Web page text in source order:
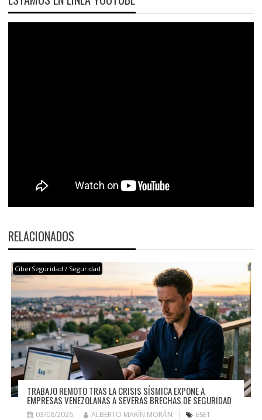
RELACIONADOS
CiberSeguridad / Seguridad
TRABAJO REMOTO TRAS LA CRISIS SÍSMICA EXPONE A
EMPRESAS VENEZOLANAS A SEVERAS BRECHAS DE SEGURIDAD
03/08/2026 ALBERTO MARÍN MORÁN ESET